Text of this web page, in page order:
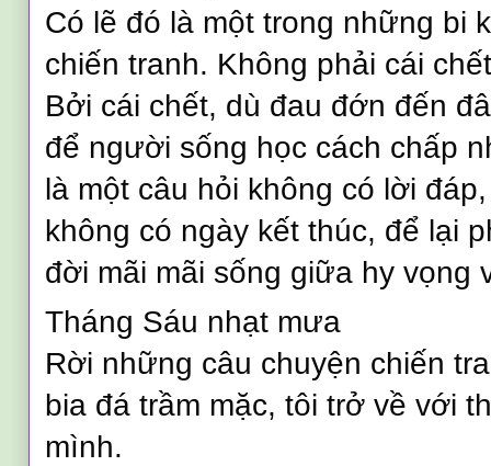
Có lẽ đó là một trong những bi
chiến tranh. Không phải cái
Bởi cái chết, dù đau đớn đến
để người sống học cách chấp
là một câu hỏi không có lời
không có ngày kết thúc, để lại
đời mãi mãi sống giữa hy vọng
Tháng Sáu nhạt mưa
Rời những câu chuyện chiến
bia đá trầm mặc, tôi trở về với
mình.